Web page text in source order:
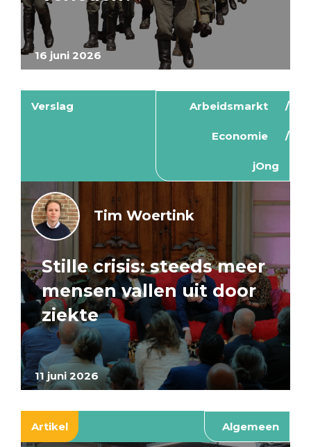
16 juni 2026
Verslag Arbeidsmarkt
Economie
jOng
11 juni 2026
Tim Woertink
Stille crisis: steeds meer
mensen vallen uit door
ziekte
Artikel Algemeen